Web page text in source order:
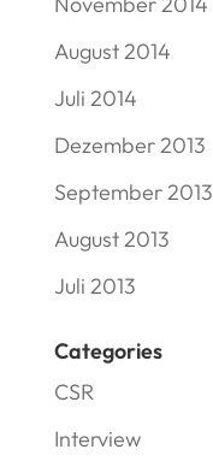
August 2014
Juli 2014
Dezember 2013
September 2013
August 2013
Juli 2013
Categories
CSR
Interview